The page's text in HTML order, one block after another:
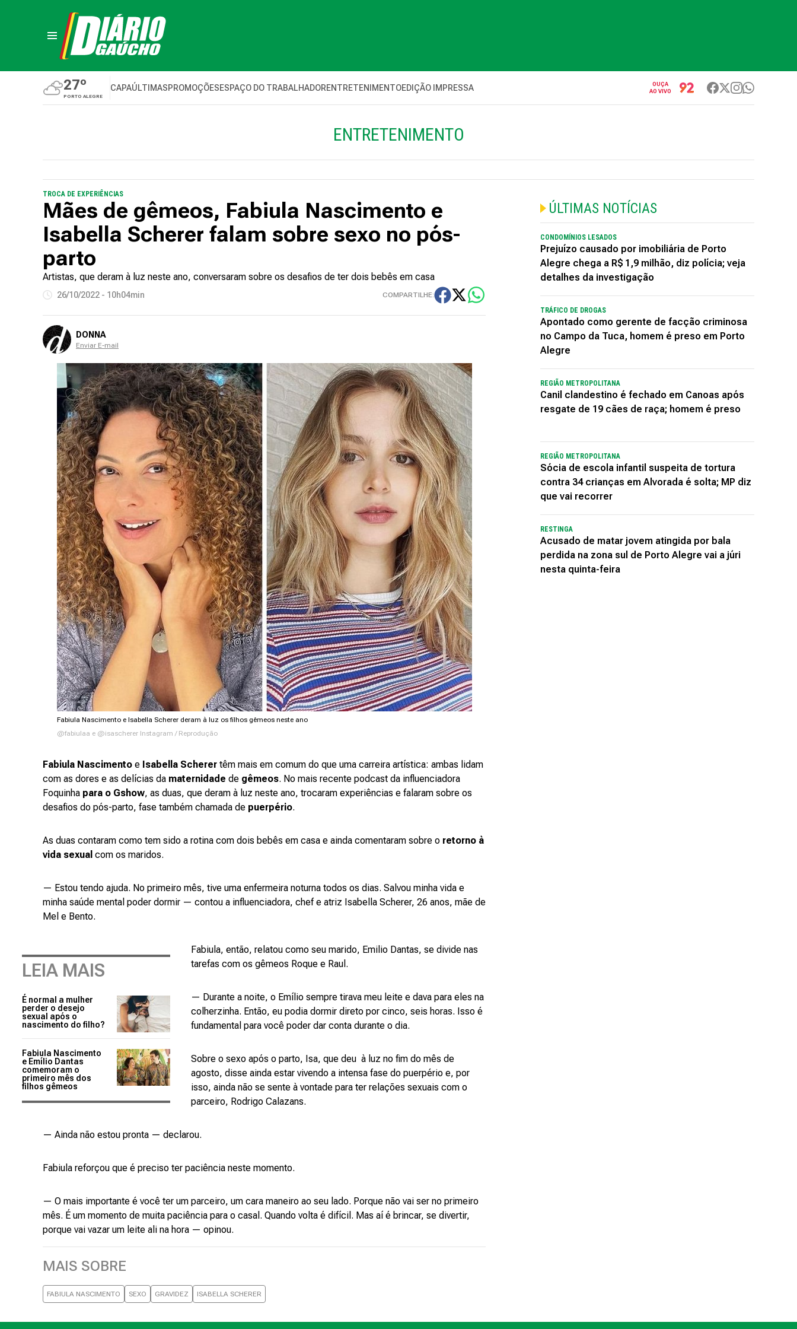
27º
PORTO ALEGRE
CAPAÚLTIMASPROMOÇÕESESPAÇO DO TRABALHADORENTRETENIMENTOEDIÇÃO IMPRESSA
OUÇA
AO VIVO
ENTRETENIMENTO
TROCA DE EXPERIÊNCIAS
Mães de gêmeos, Fabiula Nascimento e
Isabella Scherer falam sobre sexo no pós-
parto
Artistas, que deram à luz neste ano, conversaram sobre os desafios de ter dois bebês em casa
26/10/2022 - 10h04min COMPARTILHE:
DONNA
Enviar E-mail
Fabiula Nascimento e Isabella Scherer deram à luz os filhos gêmeos neste ano
@fabiulaa e @isascherer Instagram / Reprodução
Fabiula Nascimento e Isabella Scherer têm mais em comum do que uma carreira artística: ambas lidam
com as dores e as delícias da maternidade de gêmeos. No mais recente podcast da influenciadora
Foquinha para o Gshow, as duas, que deram à luz neste ano, trocaram experiências e falaram sobre os
desafios do pós-parto, fase também chamada de puerpério.
As duas contaram como tem sido a rotina com dois bebês em casa e ainda comentaram sobre o retorno à
vida sexual com os maridos.
— Estou tendo ajuda. No primeiro mês, tive uma enfermeira noturna todos os dias. Salvou minha vida e
minha saúde mental poder dormir — contou a influenciadora, chef e atriz Isabella Scherer, 26 anos, mãe de
Mel e Bento.
LEIA MAIS
É normal a mulher
perder o desejo
sexual após o
nascimento do filho?
Fabiula Nascimento
e Emílio Dantas
comemoram o
primeiro mês dos
filhos gêmeos
Fabiula, então, relatou como seu marido, Emilio Dantas, se divide nas
tarefas com os gêmeos Roque e Raul.
— Durante a noite, o Emílio sempre tirava meu leite e dava para eles na
colherzinha. Então, eu podia dormir direto por cinco, seis horas. Isso é
fundamental para você poder dar conta durante o dia.
Sobre o sexo após o parto, Isa, que deu à luz no fim do mês de
agosto, disse ainda estar vivendo a intensa fase do puerpério e, por
isso, ainda não se sente à vontade para ter relações sexuais com o
parceiro, Rodrigo Calazans.
— Ainda não estou pronta — declarou.
Fabiula reforçou que é preciso ter paciência neste momento.
— O mais importante é você ter um parceiro, um cara maneiro ao seu lado. Porque não vai ser no primeiro
mês. É um momento de muita paciência para o casal. Quando volta é difícil. Mas aí é brincar, se divertir,
porque vai vazar um leite ali na hora — opinou.
MAIS SOBRE
FABIULA NASCIMENTO SEXO GRAVIDEZ ISABELLA SCHERER
ÚLTIMAS NOTÍCIAS
CONDOMÍNIOS LESADOS
Prejuízo causado por imobiliária de Porto
Alegre chega a R$ 1,9 milhão, diz polícia; veja
detalhes da investigação
TRÁFICO DE DROGAS
Apontado como gerente de facção criminosa
no Campo da Tuca, homem é preso em Porto
Alegre
REGIÃO METROPOLITANA
Canil clandestino é fechado em Canoas após
resgate de 19 cães de raça; homem é preso
REGIÃO METROPOLITANA
Sócia de escola infantil suspeita de tortura
contra 34 crianças em Alvorada é solta; MP diz
que vai recorrer
RESTINGA
Acusado de matar jovem atingida por bala
perdida na zona sul de Porto Alegre vai a júri
nesta quinta-feira